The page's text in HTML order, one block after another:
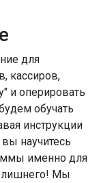
для
кассиров,
и оперировать
обучать
инструкции
научитесь
именно для
лишнего! Мы